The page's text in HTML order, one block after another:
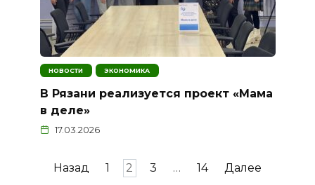
НОВОСТИ ЭКОНОМИКА
В Рязани реализуется проект «Мама
в деле»
17.03.2026
Пагинация
Назад 1 2 3 … 14 Далее